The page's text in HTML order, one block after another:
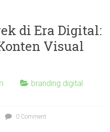
di Era Digital:
Visual
branding digital
0 Comment